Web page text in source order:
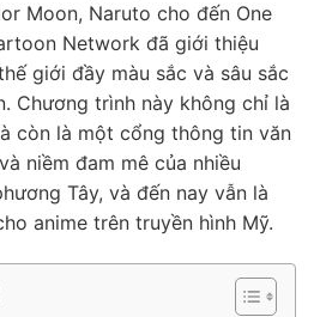
Moon, Naruto cho đến One
Network đã giới thiệu
giới đầy màu sắc và sâu sắc
Chương trình này không chỉ là
còn là một cổng thông tin văn
niềm đam mê của nhiều
Tây, và đến nay vẫn là
anime trên truyền hình Mỹ.